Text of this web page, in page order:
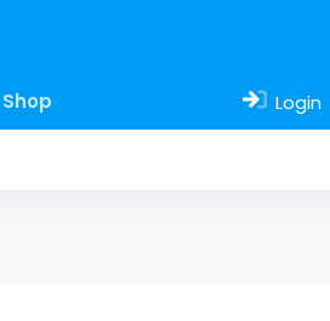
Shop Login